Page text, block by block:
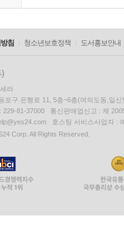
침 청소년보호정책 도서홍보안내
라
포구 은행로 11, 5층~6층(여의도동,일신
229-81-37000 통신판매업신고 : 제
호스팅 서비스사업자 :
Corp. All Rights Reserved.